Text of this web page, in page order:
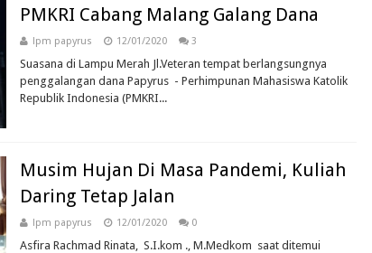
PMKRI Cabang Malang Galang Dana
lpm papyrus 12/01/2020 3
Suasana di Lampu Merah Jl.Veteran tempat berlangsungnya
penggalangan dana Papyrus - Perhimpunan Mahasiswa Katolik
Republik Indonesia (PMKRI...
Musim Hujan Di Masa Pandemi, Kuliah
Daring Tetap Jalan
lpm papyrus 12/01/2020 0
Asfira Rachmad Rinata, S.I.kom ., M.Medkom saat ditemui